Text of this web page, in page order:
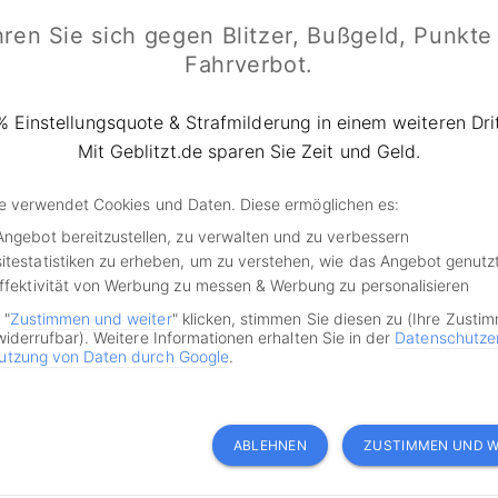
wurde vom Amtsgericht Vechta wegen fahrlässigen
mit einer Geldbuße in Höhe von 230 Euro
mit der Begründung ein, dass es klärungsbedürftig sei,
Straßenverkehrs eine Rettungsgasse gebildet
verweist auf StVO
Oldenburg verwies auf § 11 Abs. 2 der
Fahrzeuge auf Autobahnen sowie auf Außerortsstraßen
für eine Richtung in Schrittgeschwindigkeit fahren oder
müssen diese Fahrzeuge für die Durchfahrt von
dem äußersten linken und dem unmittelbar rechts
für eine Richtung eine freie Gasse bilden.“
wäre laut OLG das Wort „sobald“, das keinen Zweifel
dass man als Fahrer umgehend handeln müsse, wenn
Sie sich gegen Blitzer, Bußgeld, Punkte
Fahrverbot.
Einstellungsquote & Strafmilderung in einem weiteren
Mit Geblitzt.de sparen Sie Zeit und Geld.
verwendet Cookies und Daten. Diese ermöglichen es:
bereitzustellen, zu verwalten und zu verbessern
zu erheben, um zu verstehen, wie das Angebot
von Werbung zu messen & Werbung zu personalisieren
"Zustimmen und weiter" klicken, stimmen Sie diesen zu (Ihre
Weitere Informationen erhalten Sie in der
von Daten durch Google.
ABLEHNEN ZUSTIMMEN UND